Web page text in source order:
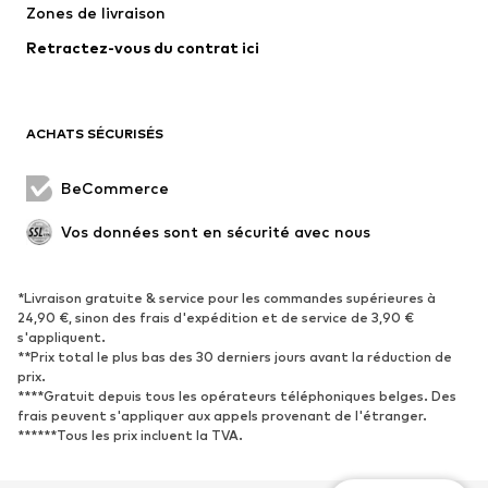
Zones de livraison
Retractez-vous du contrat ici
ACHATS SÉCURISÉS
BeCommerce
Vos données sont en sécurité avec nous
*Livraison gratuite & service pour les commandes supérieures à
24,90 €, sinon des frais d'expédition et de service de 3,90 €
s'appliquent.
**Prix total le plus bas des 30 derniers jours avant la réduction de
prix.
****Gratuit depuis tous les opérateurs téléphoniques belges. Des
frais peuvent s'appliquer aux appels provenant de l'étranger.
******Tous les prix incluent la TVA.